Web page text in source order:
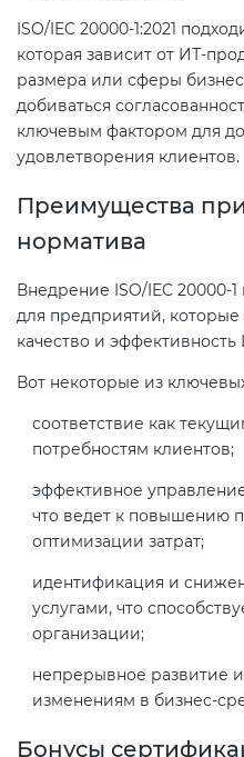
ISO/IEC 20000-1:2021
которая зависит от ИТ-
размера или сферы
добиваться
ключевым фактором для
удовлетворения клиентов.
Преимущества
норматива
Внедрение ISO/IEC 20000-
для предприятий, которые
качество и эффективность
Вот некоторые из
соответствие как
потребностям клиентов;
эффективное
что ведет к повышению
оптимизации затрат;
идентификация и
услугами, что
организации;
непрерывное развитие
изменениям в бизнес-
Бонусы
Сертификация
оборудования (ТР ТС
Сертификация средств
019)
регламенты